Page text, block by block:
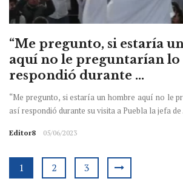
“Me pregunto, si estaría
aquí no le preguntarían lo
respondió durante ...
“Me pregunto, si estaría un hombre aquí no le
así respondió durante su visita a Puebla la jefa de
Editor8 05/06/2023
1 2 3